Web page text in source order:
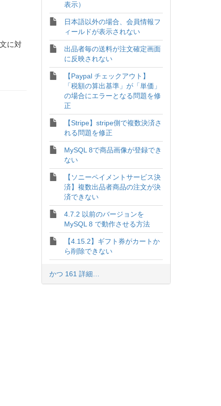
に対
表示）
日本語以外の場合、会員情報フ
ィールドが表示されない
出品者毎の送料が注文確定画面
に反映されない
【Paypal チェックアウト】
「税額の算出基準」が「単価」
の場合にエラーとなる問題を修
正
【Stripe】stripe側で複数決済さ
れる問題を修正
MySQL 8で商品画像が登録でき
ない
【ソニーペイメントサービス決
済】複数出品者商品の注文が決
済できない
4.7.2 以前のバージョンを
MySQL 8 で動作させる方法
【4.15.2】ギフト券がカートか
ら削除できない
かつ 161 詳細…